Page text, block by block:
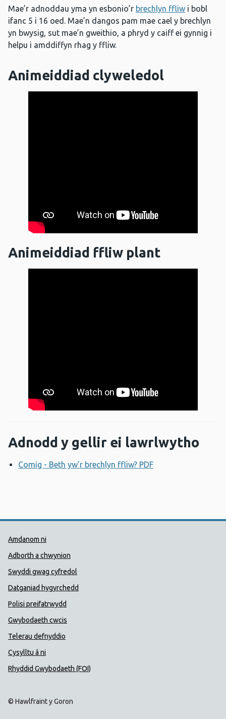
Mae’r adnoddau yma yn esbonio’r brechlyn ffliw i bobl
ifanc 5 i 16 oed. Mae’n dangos pam mae cael y brechlyn
yn bwysig, sut mae’n gweithio, a phryd y caiff ei gynnig i
helpu i amddiffyn rhag y ffliw.
Animeiddiad clyweledol
Animeiddiad ffliw plant
Adnodd y gellir ei lawrlwytho
Comig - Beth yw’r brechlyn ffliw? PDF
Dolenni Cymorth Iechyd
Amdanom ni
Adborth a chwynion
Swyddi gwag cyfredol
Datganiad hygyrchedd
Polisi preifatrwydd
Gwybodaeth cwcis
Telerau defnyddio
Cysylltu â ni
Rhyddid Gwybodaeth (FOI)
© Hawlfraint y Goron